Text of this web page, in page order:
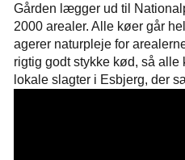
Gården lægger ud til
2000 arealer. Alle køer går
agerer naturpleje for
rigtig godt stykke kød, så alle
lokale slagter i Esbjerg, der